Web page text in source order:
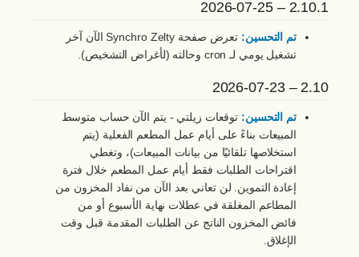
2.10.1 – 2026-07-25
تم التحسين:
تعرض صفحة Synchro Zelty الآن آخر
تشغيل يومي لـ cron وحالته (لأغراض التشخيص).
2.10 – 2026-07-23
تم التحسين: توقعات زيلتي - يتم الآن حساب متوسط
المبيعات بناءً على أيام عمل المطعم الفعلية (يتم
استخلاصها تلقائيًا من بيانات المبيعات)، وتغطي
اقتراحات الطلبات فقط أيام عمل المطعم خلال فترة
إعادة التموين. لن تعاني بعد الآن من نفاد المخزون من
المطاعم المغلقة في عطلات نهاية الأسبوع أو من
فائض المخزون الناتج عن الطلبات المقدمة قبل وقت
الإغلاق.